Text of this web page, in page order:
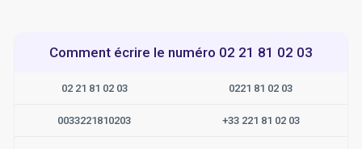
Comment écrire le numéro 02 21 81 02 03
02 21 81 02 03 0221 81 02 03
0033221810203 +33 221 81 02 03